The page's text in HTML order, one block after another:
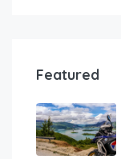
Featured